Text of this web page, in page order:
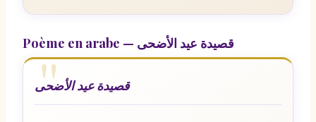
Poème en arabe — قصيدة عيد الأضحى
قصيدة عيد الأضحى